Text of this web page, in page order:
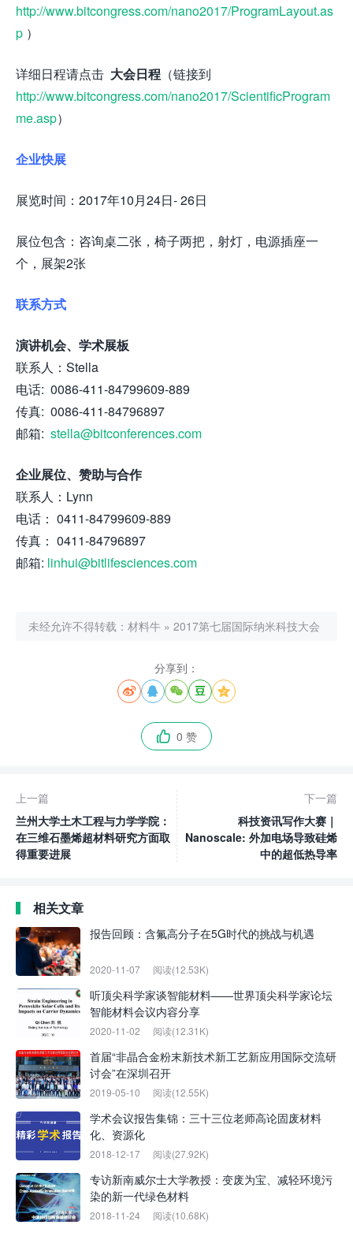
http://www.bitcongress.com/nano2017/ProgramLayout.as
p ）
详细日程请点击 大会日程 （链接到
http://www.bitcongress.com/nano2017/ScientificProgram
me.asp）
企业快展
展览时间：2017年10月24日- 26日
展位包含：咨询桌二张，椅子两把，射灯，电源插座一
个，展架2张
联系方式
演讲机会、学术展板
联系人：Stella
电话: 0086-411-84799609-889
传真: 0086-411-84796897
邮箱: stella@bitconferences.com
企业展位、赞助与合作
联系人：Lynn
电话： 0411-84799609-889
传真： 0411-84796897
邮箱: linhui@bitlifesciences.com
未经允许不得转载： 材料牛 » 2017第七届国际纳米科技大会
分享到：
    
 0 赞
上一篇
兰州大学土木工程与力学学院：
在三维石墨烯超材料研究方面取
得重要进展
下一篇
科技资讯写作大赛｜
Nanoscale: 外加电场导致硅烯
中的超低热导率
相关文章
报告回顾：含氟高分子在5G时代的挑战与机遇
2020-11-07 阅读(12.53K)
听顶尖科学家谈智能材料——世界顶尖科学家论坛
智能材料会议内容分享
2020-11-02 阅读(12.31K)
首届“非晶合金粉末新技术新工艺新应用国际交流研
讨会”在深圳召开
2019-05-10 阅读(12.55K)
学术会议报告集锦：三十三位老师高论固废材料
化、资源化
2018-12-17 阅读(27.92K)
专访新南威尔士大学教授：变废为宝、减轻环境污
染的新一代绿色材料
2018-11-24 阅读(10.68K)